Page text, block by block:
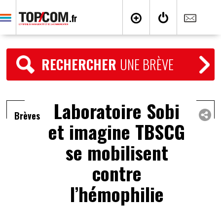
RECHERCHER UNE BRÈVE
Brèves Laboratoire Sobi
et imagine TBSCG
se mobilisent
contre
l’hémophilie